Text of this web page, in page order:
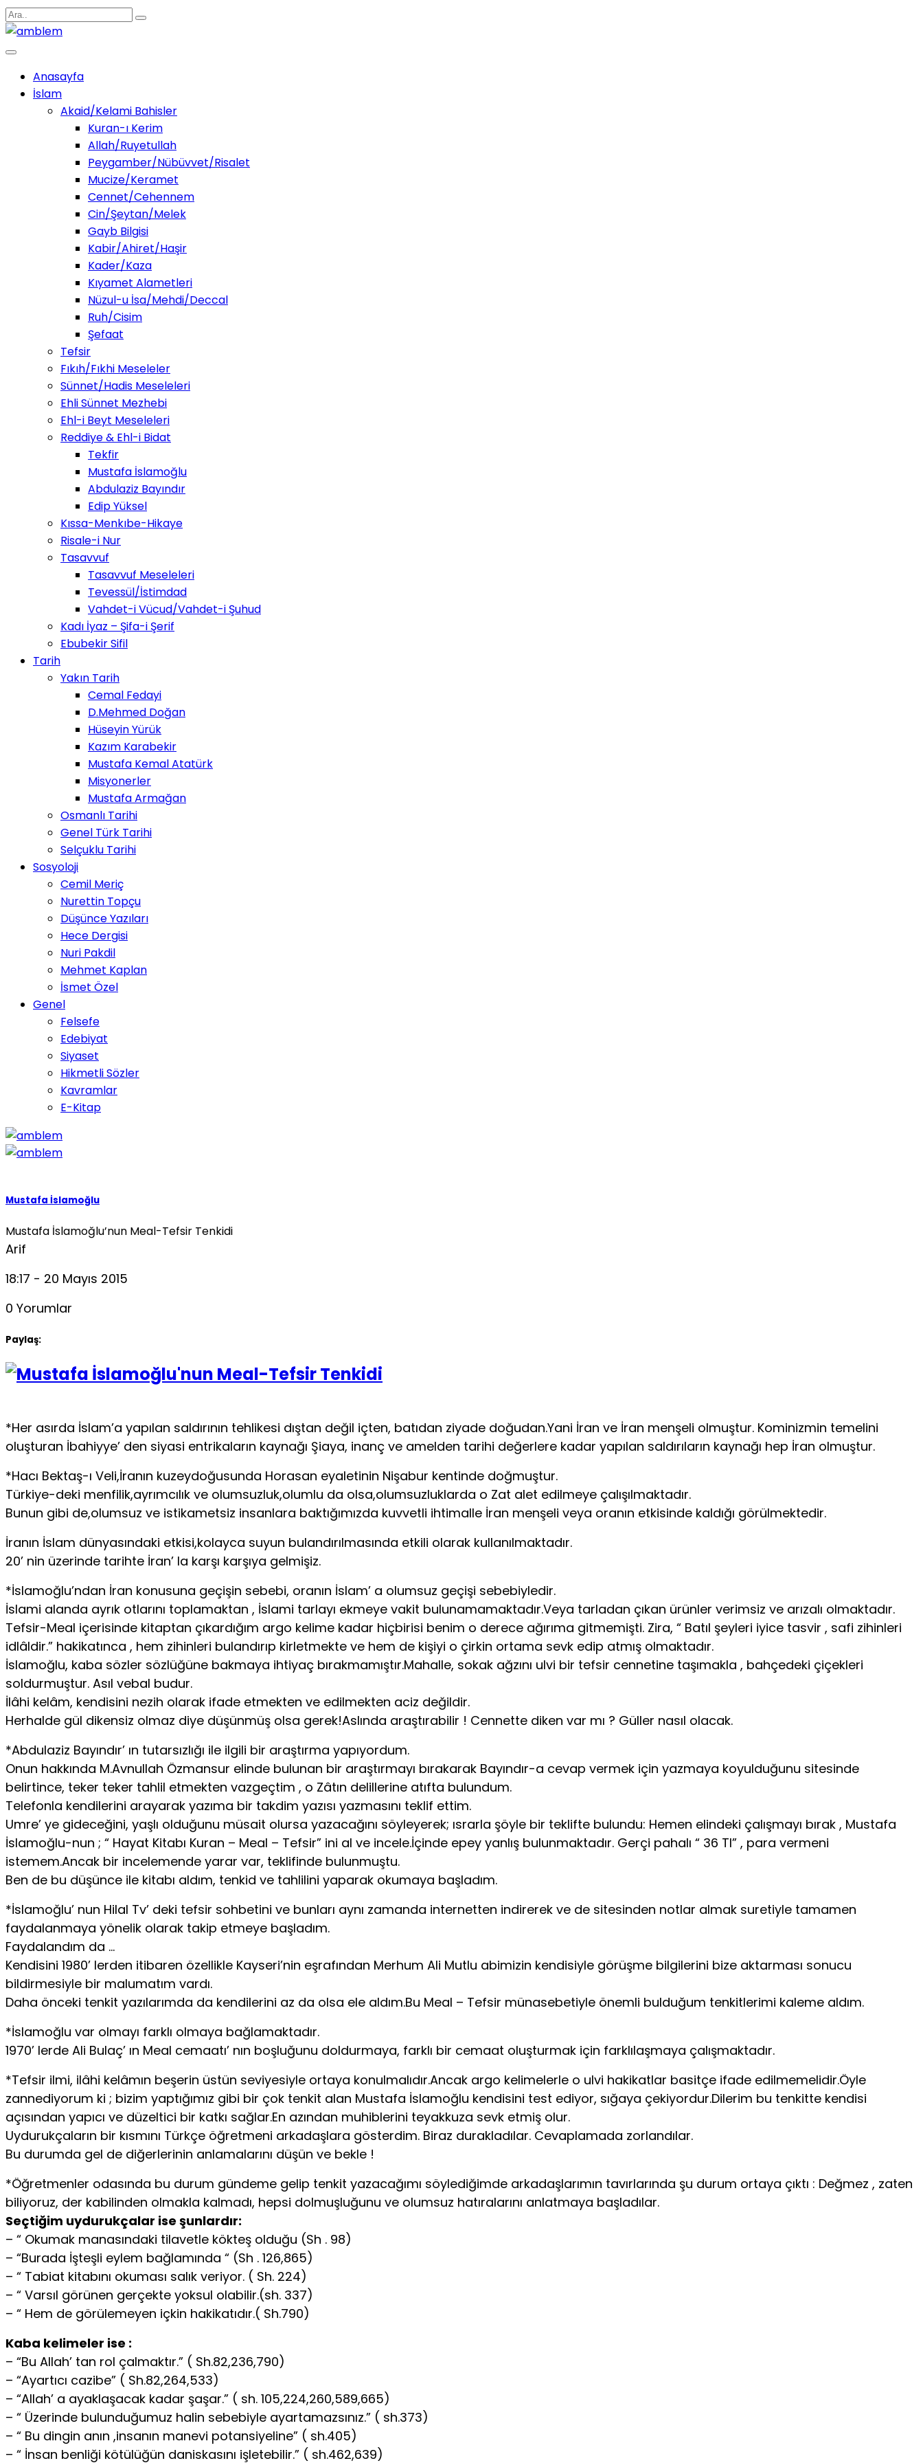
Anasayfa
İslam
Akaid/Kelami Bahisler
Kuran-ı Kerim
Allah/Ruyetullah
Peygamber/Nübüvvet/Risalet
Mucize/Keramet
Cennet/Cehennem
Cin/Şeytan/Melek
Gayb Bilgisi
Kabir/Ahiret/Haşir
Kader/Kaza
Kıyamet Alametleri
Nüzul-u İsa/Mehdi/Deccal
Ruh/Cisim
Şefaat
Tefsir
Fıkıh/Fıkhi Meseleler
Sünnet/Hadis Meseleleri
Ehli Sünnet Mezhebi
Ehl-i Beyt Meseleleri
Reddiye & Ehl-i Bidat
Tekfir
Mustafa İslamoğlu
Abdulaziz Bayındır
Edip Yüksel
Kıssa-Menkıbe-Hikaye
Risale-i Nur
Tasavvuf
Tasavvuf Meseleleri
Tevessül/İstimdad
Vahdet-i Vücud/Vahdet-i Şuhud
Kadı İyaz – Şifa-i Şerif
Ebubekir Sifil
Tarih
Yakın Tarih
Cemal Fedayi
D.Mehmed Doğan
Hüseyin Yürük
Kazım Karabekir
Mustafa Kemal Atatürk
Misyonerler
Mustafa Armağan
Osmanlı Tarihi
Genel Türk Tarihi
Selçuklu Tarihi
Sosyoloji
Cemil Meriç
Nurettin Topçu
Düşünce Yazıları
Hece Dergisi
Nuri Pakdil
Mehmet Kaplan
İsmet Özel
Genel
Felsefe
Edebiyat
Siyaset
Hikmetli Sözler
Kavramlar
E-Kitap
Mustafa İslamoğlu
Mustafa İslamoğlu’nun Meal-Tefsir Tenkidi
Arif
18:17 - 20 Mayıs 2015
0 Yorumlar
Paylaş:
*Her asırda İslam’a yapılan saldırının tehlikesi dıştan değil içten, batıdan ziyade doğudan.Yani İran ve İran menşeli olmuştur. Kominizmin temelini
oluşturan İbahiyye’ den siyasi entrikaların kaynağı Şiaya, inanç ve amelden tarihi değerlere kadar yapılan saldırıların kaynağı hep İran olmuştur.
*Hacı Bektaş-ı Veli,İranın kuzeydoğusunda Horasan eyaletinin Nişabur kentinde doğmuştur.
Türkiye-deki menfilik,ayrımcılık ve olumsuzluk,olumlu da olsa,olumsuzluklarda o Zat alet edilmeye çalışılmaktadır.
Bunun gibi de,olumsuz ve istikametsiz insanlara baktığımızda kuvvetli ihtimalle İran menşeli veya oranın etkisinde kaldığı görülmektedir.
İranın İslam dünyasındaki etkisi,kolayca suyun bulandırılmasında etkili olarak kullanılmaktadır.
20’ nin üzerinde tarihte İran’ la karşı karşıya gelmişiz.
*İslamoğlu’ndan İran konusuna geçişin sebebi, oranın İslam’ a olumsuz geçişi sebebiyledir.
İslami alanda ayrık otlarını toplamaktan , İslami tarlayı ekmeye vakit bulunamamaktadır.Veya tarladan çıkan ürünler verimsiz ve arızalı olmaktadır.
Tefsir-Meal içerisinde kitaptan çıkardığım argo kelime kadar hiçbirisi benim o derece ağırıma gitmemişti. Zira, “ Batıl şeyleri iyice tasvir , safi zihinleri
idlâldir.” hakikatınca , hem zihinleri bulandırıp kirletmekte ve hem de kişiyi o çirkin ortama sevk edip atmış olmaktadır.
İslamoğlu, kaba sözler sözlüğüne bakmaya ihtiyaç bırakmamıştır.Mahalle, sokak ağzını ulvi bir tefsir cennetine taşımakla , bahçedeki çiçekleri
soldurmuştur. Asıl vebal budur.
İlâhi kelâm, kendisini nezih olarak ifade etmekten ve edilmekten aciz değildir.
Herhalde gül dikensiz olmaz diye düşünmüş olsa gerek!Aslında araştırabilir ! Cennette diken var mı ? Güller nasıl olacak.
*Abdulaziz Bayındır’ ın tutarsızlığı ile ilgili bir araştırma yapıyordum.
Onun hakkında M.Avnullah Özmansur elinde bulunan bir araştırmayı bırakarak Bayındır-a cevap vermek için yazmaya koyulduğunu sitesinde
belirtince, teker teker tahlil etmekten vazgeçtim , o Zâtın delillerine atıfta bulundum.
Telefonla kendilerini arayarak yazıma bir takdim yazısı yazmasını teklif ettim.
Umre’ ye gideceğini, yaşlı olduğunu müsait olursa yazacağını söyleyerek; ısrarla şöyle bir teklifte bulundu: Hemen elindeki çalışmayı bırak , Mustafa
İslamoğlu-nun ; “ Hayat Kitabı Kuran – Meal – Tefsir” ini al ve incele.İçinde epey yanlış bulunmaktadır. Gerçi pahalı “ 36 Tl” , para vermeni
istemem.Ancak bir incelemende yarar var, teklifinde bulunmuştu.
Ben de bu düşünce ile kitabı aldım, tenkid ve tahlilini yaparak okumaya başladım.
*İslamoğlu’ nun Hilal Tv’ deki tefsir sohbetini ve bunları aynı zamanda internetten indirerek ve de sitesinden notlar almak suretiyle tamamen
faydalanmaya yönelik olarak takip etmeye başladım.
Faydalandım da …
Kendisini 1980’ lerden itibaren özellikle Kayseri’nin eşrafından Merhum Ali Mutlu abimizin kendisiyle görüşme bilgilerini bize aktarması sonucu
bildirmesiyle bir malumatım vardı.
Daha önceki tenkit yazılarımda da kendilerini az da olsa ele aldım.Bu Meal – Tefsir münasebetiyle önemli bulduğum tenkitlerimi kaleme aldım.
*İslamoğlu var olmayı farklı olmaya bağlamaktadır.
1970’ lerde Ali Bulaç’ ın Meal cemaatı’ nın boşluğunu doldurmaya, farklı bir cemaat oluşturmak için farklılaşmaya çalışmaktadır.
*Tefsir ilmi, ilâhi kelâmın beşerin üstün seviyesiyle ortaya konulmalıdır.Ancak argo kelimelerle o ulvi hakikatlar basitçe ifade edilmemelidir.Öyle
zannediyorum ki ; bizim yaptığımız gibi bir çok tenkit alan Mustafa İslamoğlu kendisini test ediyor, sığaya çekiyordur.Dilerim bu tenkitte kendisi
açısından yapıcı ve düzeltici bir katkı sağlar.En azından muhiblerini teyakkuza sevk etmiş olur.
Uydurukçaların bir kısmını Türkçe öğretmeni arkadaşlara gösterdim. Biraz durakladılar. Cevaplamada zorlandılar.
Bu durumda gel de diğerlerinin anlamalarını düşün ve bekle !
*Öğretmenler odasında bu durum gündeme gelip tenkit yazacağımı söylediğimde arkadaşlarımın tavırlarında şu durum ortaya çıktı : Değmez , zaten
biliyoruz, der kabilinden olmakla kalmadı, hepsi dolmuşluğunu ve olumsuz hatıralarını anlatmaya başladılar.
Seçtiğim uydurukçalar ise şunlardır:
– “ Okumak manasındaki tilavetle kökteş olduğu (Sh . 98)
– “Burada İşteşli eylem bağlamında “ (Sh . 126,865)
– “ Tabiat kitabını okuması salık veriyor. ( Sh. 224)
– “ Varsıl görünen gerçekte yoksul olabilir.(sh. 337)
– “ Hem de görülemeyen içkin hakikatıdır.( Sh.790)
Kaba kelimeler ise :
– “Bu Allah’ tan rol çalmaktır.” ( Sh.82,236,790)
– “Ayartıcı cazibe” ( Sh.82,264,533)
– “Allah’ a ayaklaşacak kadar şaşar.” ( sh. 105,224,260,589,665)
– “ Üzerinde bulunduğumuz halin sebebiyle ayartamazsınız.” ( sh.373)
– “ Bu dingin anın ,insanın manevi potansiyeline” ( sh.405)
– “ İnsan benliği kötülüğün daniskasını işletebilir.” ( sh.462,639)